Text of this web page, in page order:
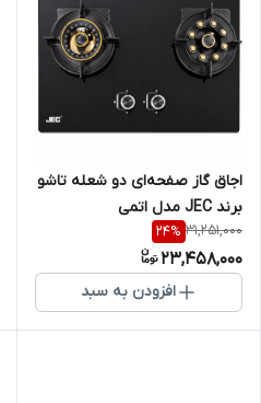
اجاق گاز صفحه‌ای دو شعله تاشو
برند JEC مدل اتمی
31,251,000
24%
23,458,000
افزودن به سبد